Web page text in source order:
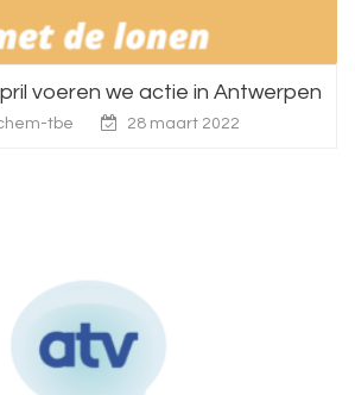
voeren we actie in Antwerpen
tbe 28 maart 2022